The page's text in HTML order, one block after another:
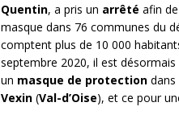
Quentin, a pris un arrêté afin
masque dans 76 communes du
comptent plus de 10 000
septembre 2020, il est désormais
un masque de protection dans
Vexin (Val-d’Oise), et ce pour